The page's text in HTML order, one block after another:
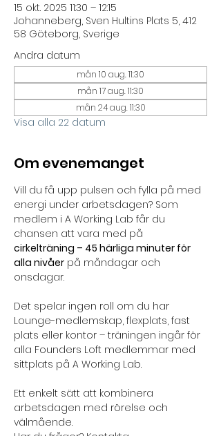
15 okt. 2025 11:30 – 12:15
Johanneberg, Sven Hultins Plats 5, 412
58 Göteborg, Sverige
Andra datum
mån 10 aug. 11:30
mån 17 aug. 11:30
mån 24 aug. 11:30
Visa alla 22 datum
Om evenemanget
Vill du få upp pulsen och fylla på med
energi under arbetsdagen? Som
medlem i A Working Lab får du
chansen att vara med på
cirkelträning – 45 härliga minuter för
alla nivåer på måndagar och
onsdagar.
Det spelar ingen roll om du har
Lounge-medlemskap, flexplats, fast
plats eller kontor – träningen ingår för
alla Founders Loft medlemmar med
sittplats på A Working Lab.
Ett enkelt sätt att kombinera
arbetsdagen med rörelse och
välmående.